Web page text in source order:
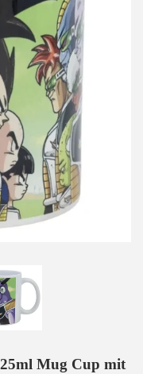
Mug Cup mit